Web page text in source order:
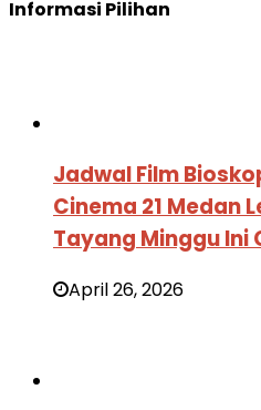
Informasi Pilihan
Jadwal Film
Cinema 21 Medan
Tayang Minggu Ini
April 26, 2026